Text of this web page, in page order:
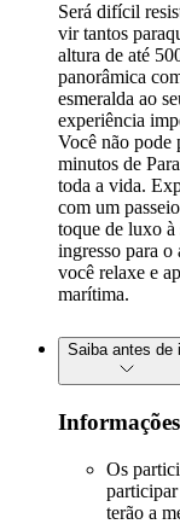
Será difícil
vir tantos
altura de até
panorâmica
esmeralda ao
experiência
Você não pode
minutos de
toda a vida.
com um
toque de luxo à
ingresso para
você relaxe e
marítima.
Saiba antes de
Os
terão a